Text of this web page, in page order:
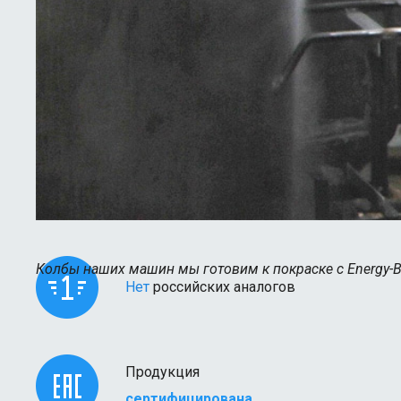
Колбы наших машин мы готовим к покраске с Energy-
Нет российских аналогов
Продукция